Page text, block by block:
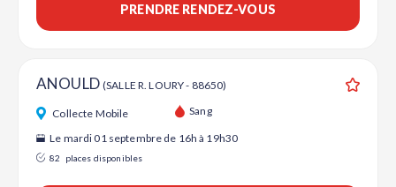
PRENDRE RENDEZ-VOUS
ANOULD (SALLE R. LOURY - 88650)
Collecte Mobile Sang
Le mardi 01 septembre de 16h à 19h30
82 places disponibles